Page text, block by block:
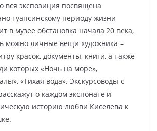
вся экспозиция посвящена
туапсинскому периоду жизни
в музее обстановка начала 20 века,
можно личные вещи художника –
красок, документы, книги, а также
которых «Ночь на море»,
«Тихая вода». Экскурсоводы с
о каждом экспонате и
историю любви Киселева к